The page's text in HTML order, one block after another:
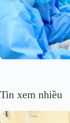
Tin xem nhiều